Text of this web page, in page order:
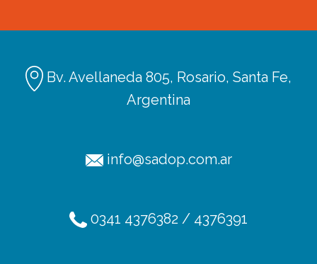
Radio SADOP
TV SADOP
Podcats
Bv. Avellaneda 805, Rosario, Santa Fe,
Argentina
info@sadop.com.ar
0341 4376382 / 4376391